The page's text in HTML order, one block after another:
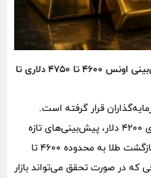
قیمت طلا دوباره منفجر می‌شود؟ | پیش‌بینی اونس ۴۶۰۰ تا ۴۷۵۰ دلاری تا
قرار گرفته است.
همزمان با تثبیت اونس در محدوده بالای ۴۲۰۰ دلار، پیش‌بینی‌های تازه
بانک‌های بزرگ نشان می‌دهد سناریوی بازگشت طلا به محدوده ۴۶۰۰ تا
که در صورت تحقق می‌تواند بازار